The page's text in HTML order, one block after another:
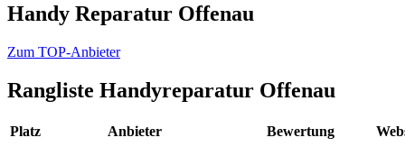
Handy Reparatur Offenau
Zum TOP-Anbieter
Rangliste Handyreparatur Offenau
Platz Anbieter Bewertung